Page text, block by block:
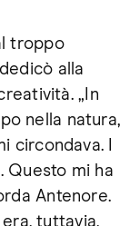
troppo
alla
„In
nella natura,
circondava. I
Questo mi ha
Antenore.
era, tuttavia,